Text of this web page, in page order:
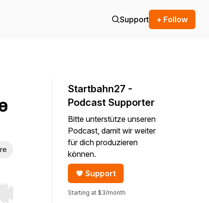
Support + Follow
Hold shift to jump forward or backward.
Startbahn27 -
Podcast Supporter
Bitte unterstütze unseren
Podcast, damit wir weiter
für dich produzieren
können.
Support
Starting at $3/month